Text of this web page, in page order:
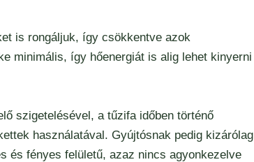
is rongáljuk, így csökkentve azok
minimális, így hőenergiát is alig lehet kinyerni
szigetelésével, a tűzifa időben történő
használatával. Gyújtósnak pedig kizárólag
és fényes felületű, azaz nincs agyonkezelve